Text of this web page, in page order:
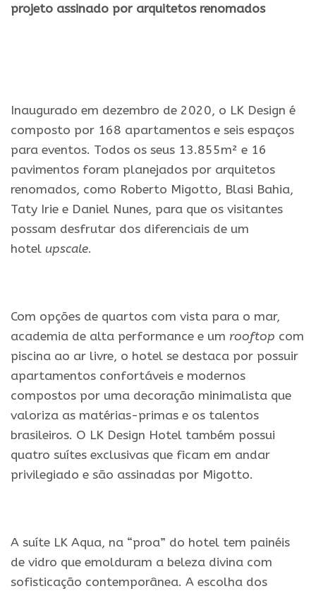
projeto assinado por arquitetos renomados
Inaugurado em dezembro de 2020, o LK Design é
composto por 168 apartamentos e seis espaços
para eventos. Todos os seus 13.855m² e 16
pavimentos foram planejados por arquitetos
renomados, como Roberto Migotto, Blasi Bahia,
Taty Irie e Daniel Nunes, para que os visitantes
possam desfrutar dos diferenciais de um
hotel upscale.
Com opções de quartos com vista para o mar,
academia de alta performance e um rooftop com
piscina ao ar livre, o hotel se destaca por possuir
apartamentos confortáveis e modernos
compostos por uma decoração minimalista que
valoriza as matérias-primas e os talentos
brasileiros. O LK Design Hotel também possui
quatro suítes exclusivas que ficam em andar
privilegiado e são assinadas por Migotto.
A suíte LK Aqua, na “proa” do hotel tem painéis
de vidro que emolduram a beleza divina com
sofisticação contemporânea. A escolha dos